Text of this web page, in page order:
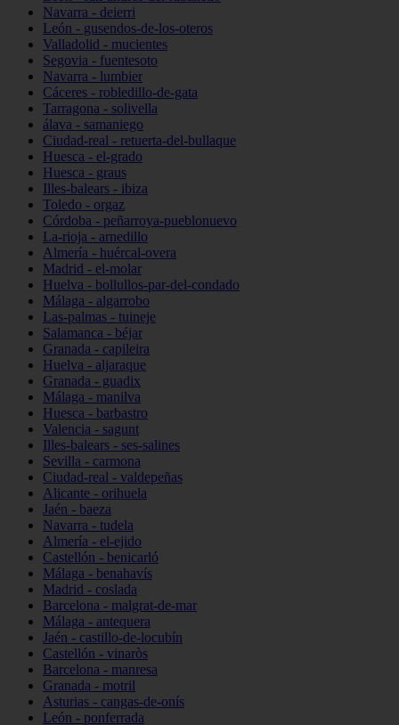
Navarra - deierri
León - gusendos-de-los-oteros
Valladolid - mucientes
Segovia - fuentesoto
Navarra - lumbier
Cáceres - robledillo-de-gata
Tarragona - solivella
álava - samaniego
Ciudad-real - retuerta-del-bullaque
Huesca - el-grado
Huesca - graus
Illes-balears - ibiza
Toledo - orgaz
Córdoba - peñarroya-pueblonuevo
La-rioja - arnedillo
Almería - huércal-overa
Madrid - el-molar
Huelva - bollullos-par-del-condado
Málaga - algarrobo
Las-palmas - tuineje
Salamanca - béjar
Granada - capileira
Huelva - aljaraque
Granada - guadix
Málaga - manilva
Huesca - barbastro
Valencia - sagunt
Illes-balears - ses-salines
Sevilla - carmona
Ciudad-real - valdepeñas
Alicante - orihuela
Jaén - baeza
Navarra - tudela
Almería - el-ejido
Castellón - benicarló
Málaga - benahavís
Madrid - coslada
Barcelona - malgrat-de-mar
Málaga - antequera
Jaén - castillo-de-locubín
Castellón - vinaròs
Barcelona - manresa
Granada - motril
Asturias - cangas-de-onís
León - ponferrada